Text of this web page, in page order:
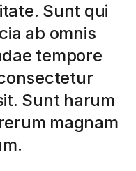
Sunt qui
ab omnis
tempore
Sunt harum
magnam